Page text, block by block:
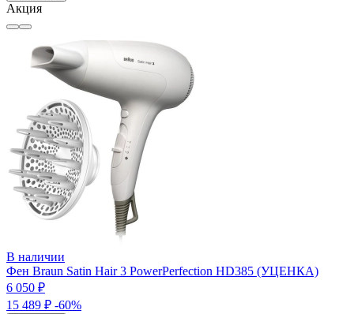
Акция
В наличии
Фен Braun Satin Hair 3 PowerPerfection HD385 (УЦЕНКА)
6 050 ₽
15 489 ₽ -60%